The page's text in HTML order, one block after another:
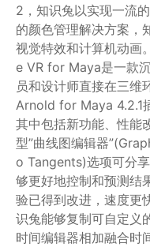
2，知识兔以实现一流
的颜色管理解决方案，
视觉特效和计算机动
e VR for Maya是一款
员和设计师直接在三维
Arnold for Maya 4.2.1
其中包括新功能、性能
型”曲线图编辑器
o Tangents)选项可分
够更好地控制和预测结
验已得到改进，速度更
识兔能够复制可自定义
时间编辑器相加融合时